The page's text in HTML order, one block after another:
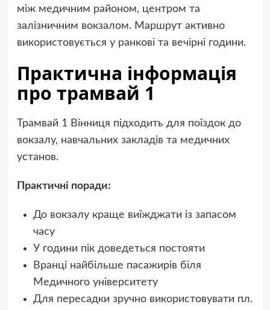
між медичним районом, центром та
залізничним вокзалом. Маршрут активно
використовується у ранкові та вечірні години.
Практична інформація
про трамвай 1
Трамвай 1 Вінниця підходить для поїздок до
вокзалу, навчальних закладів та медичних
установ.
Практичні поради:
До вокзалу краще виїжджати із запасом
часу
У години пік доведеться постояти
Вранці найбільше пасажирів біля
Медичного університету
Для пересадки зручно використовувати пл.